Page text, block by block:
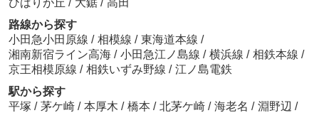
路線から探す
小田急小田原線 / 相模線 / 東海道本線 /
湘南新宿ライン高海 / 小田急江ノ島線 / 横浜線 / 相鉄本線 /
京王相模原線 / 相鉄いずみ野線 / 江ノ島電鉄
駅から探す
平塚 / 茅ケ崎 / 本厚木 / 橋本 / 北茅ケ崎 / 海老名 / 淵野辺 /